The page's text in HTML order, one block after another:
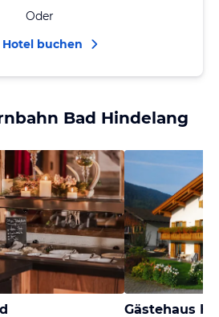
Oder
Hotel buchen
Bad Hindelang
Gästehaus